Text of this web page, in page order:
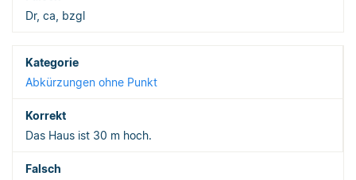
Dr, ca, bzgl
Abkürzungen ohne Punkt
Das Haus ist 30 m hoch.